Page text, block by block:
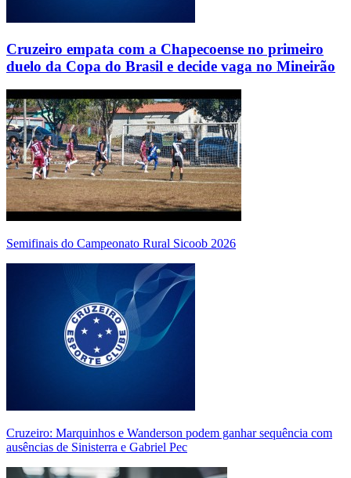
Cruzeiro empata com a Chapecoense no primeiro
duelo da Copa do Brasil e decide vaga no Mineirão
Semifinais do Campeonato Rural Sicoob 2026
Cruzeiro: Marquinhos e Wanderson podem ganhar sequência com
ausências de Sinisterra e Gabriel Pec